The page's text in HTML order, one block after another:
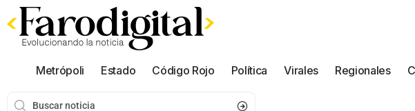
Metrópoli Estado Código Rojo Política Virales Regionales